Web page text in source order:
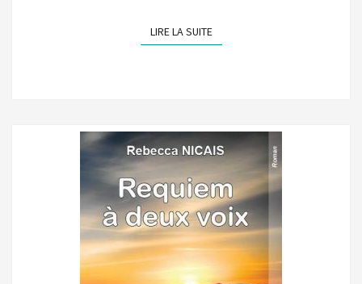
LIRE LA SUITELIRE LA SUITE